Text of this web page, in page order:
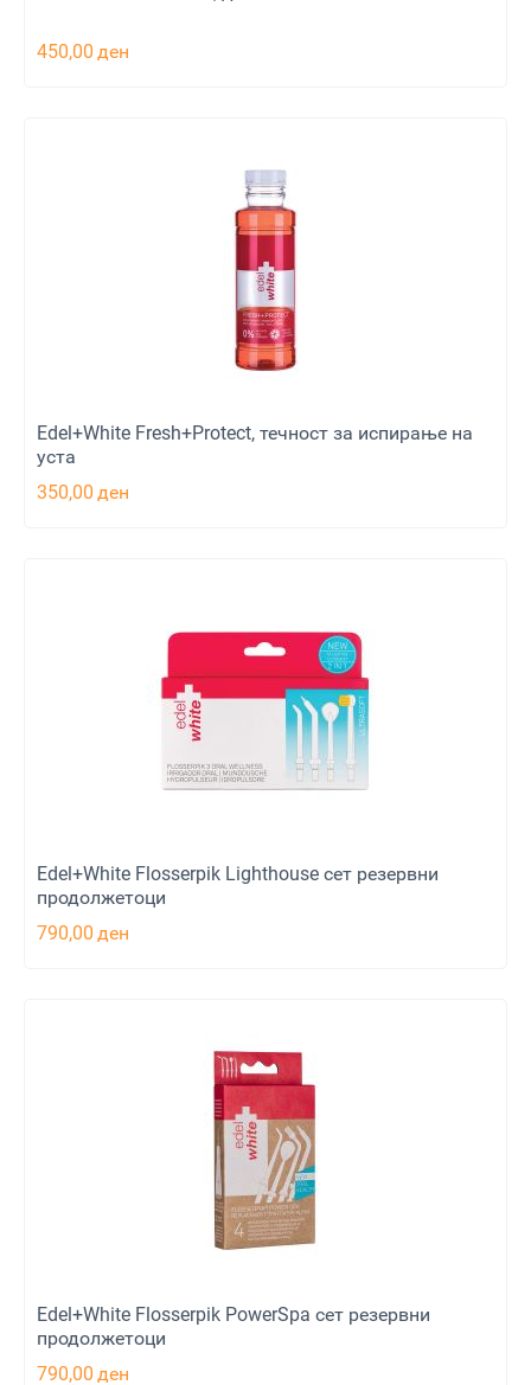
450,00 ден
Edel+White Fresh+Protect, течност за испирање на
уста
350,00 ден
Edel+White Flosserpik Lighthouse сет резервни
продолжетоци
790,00 ден
Edel+White Flosserpik PowerSpa сет резервни
продолжетоци
790,00 ден